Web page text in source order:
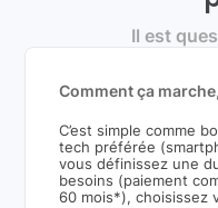
Il est
Comment ça
C’est simple comme
tech préférée
vous définissez une
besoins (paiement
60 mois*), choisissez